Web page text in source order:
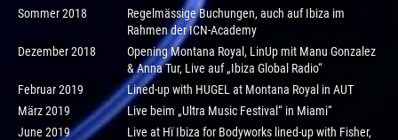
Sommer 2018
Regelmässige Buchungen, auch auf Ibiza im
Rahmen der ICN-Academy
Dezember 2018
Opening Montana Royal, LinUp mit Manu Gonzalez
& Anna Tur, Live auf „Ibiza Global Radio“
Februar 2019
Lined-up with HUGEL at Montana Royal in AUT
März 2019
Live beim „Ultra Music Festival“ in Miami“
June 2019
Live at Hï Ibiza for Bodyworks lined-up with Fisher,